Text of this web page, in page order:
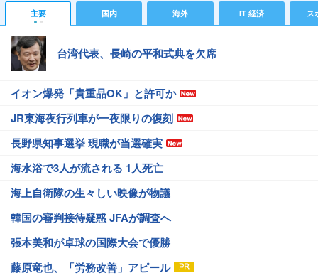
主要 国内 海外 IT 経済 ス
台湾代表、長崎の平和式典を欠席
イオン爆発「貴重品OK」と許可か
JR東海夜行列車が一夜限りの復刻
長野県知事選挙 現職が当選確実
海水浴で3人が流される 1人死亡
海上自衛隊の生々しい映像が物議
韓国の審判接待疑惑 JFAが調査へ
張本美和が卓球の国際大会で優勝
藤原竜也、「労務改善」アピール